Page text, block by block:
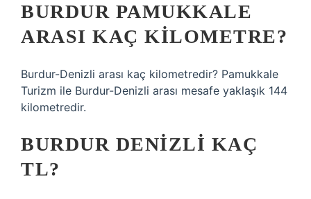
BURDUR PAMUKKALE
ARASI KAÇ KILOMETRE?
Burdur-Denizli arası kaç kilometredir? Pamukkale
Turizm ile Burdur-Denizli arası mesafe yaklaşık 144
kilometredir.
BURDUR DENIZLI KAÇ
TL?